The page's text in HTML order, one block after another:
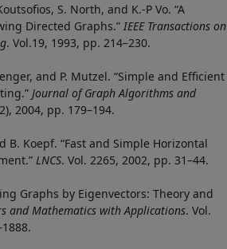
S. North, and K.-P Vo. “A
Directed Graphs.” IEEE Transactions on
. Vol.19, 1993, pp. 214–230.
and P. Mutzel. “Simple and Efficient
Journal of Graph Algorithms and
2004, pp. 179–194.
B. Koepf. “Fast and Simple Horizontal
LNCS. Vol. 2265, 2002, pp. 31–44.
Graphs by Eigenvectors: Theory and
and Mathematics with Applications. Vol.